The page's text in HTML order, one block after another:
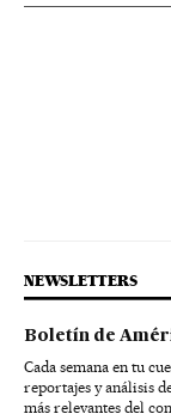
NEWSLETTERS
Boletín de
Cada semana en tu
reportajes y análisis
más relevantes del